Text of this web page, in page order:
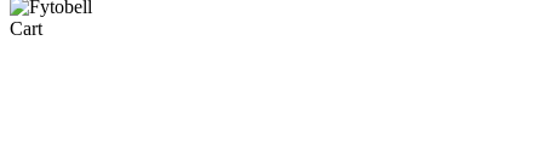
CartClose